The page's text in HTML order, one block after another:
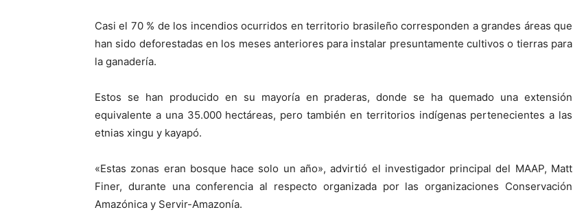
Casi el 70 % de los incendios ocurridos en territorio brasileño corresponden a grandes áreas que
han sido deforestadas en los meses anteriores para instalar presuntamente cultivos o tierras para
la ganadería.
Estos se han producido en su mayoría en praderas, donde se ha quemado una extensión
equivalente a una 35.000 hectáreas, pero también en territorios indígenas pertenecientes a las
etnias xingu y kayapó.
«Estas zonas eran bosque hace solo un año», advirtió el investigador principal del MAAP, Matt
Finer, durante una conferencia al respecto organizada por las organizaciones Conservación
Amazónica y Servir-Amazonía.